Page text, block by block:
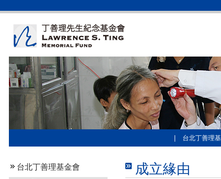
台北丁善理
台北丁善理基金會 成立緣由